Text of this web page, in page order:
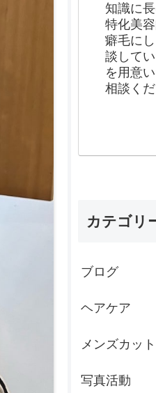
知識に
特化美
癖毛に
談して
を用意
相談く
カテゴリ
ブログ
ヘアケア
メンズカット
写真活動